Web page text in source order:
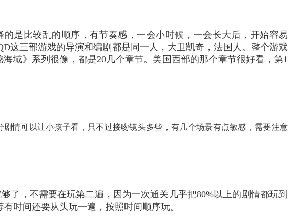
是比较乱的顺序，有节奏感，一会小时候，一会长大后，开始容易
这三部游戏的导演和编剧都是同一人，大卫凯奇，法国人。 整个游戏
域》系列很像，都是20几个章节。 美国西部的那个章节很好看，第1
情可以让小孩子看，只不过接吻镜头多些，有几个场景有点敏感，需要注意
了，不需要在玩第二遍，因为一次通关几乎把80%以上的剧情都玩到
时间还要从头玩一遍，按照时间顺序玩。